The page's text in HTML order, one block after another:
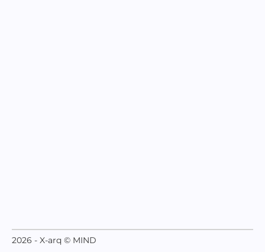
2026 - X-arq © MIND